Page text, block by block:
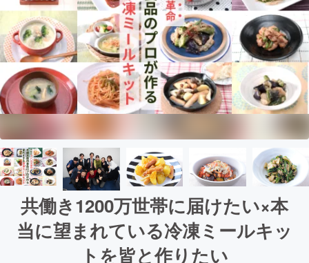
共働き1200万世帯に届けたい×本
当に望まれている冷凍ミールキッ
トを皆と作りたい